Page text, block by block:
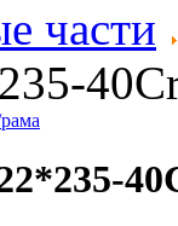
части